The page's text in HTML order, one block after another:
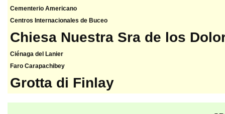
Cementerio Americano
Centros Internacionales de Buceo
Chiesa Nuestra Sra de los
Ciénaga del Lanier
Faro Carapachibey
Grotta di Finlay